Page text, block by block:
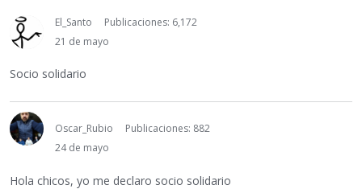
El_Santo
Publicaciones: 6,172
21 de mayo
Socio solidario
Oscar_Rubio
Publicaciones: 882
24 de mayo
Hola chicos, yo me declaro socio solidario